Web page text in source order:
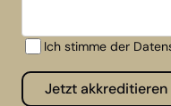
Ich stimme der
Jetzt akkreditieren